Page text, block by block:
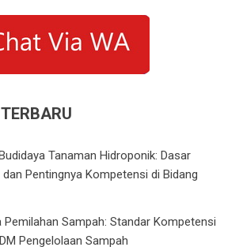
Tanaman Hidroponik: Dasar
Pentingnya Kompetensi di Bidang
Sampah: Standar Kompetensi
Pengelolaan Sampah